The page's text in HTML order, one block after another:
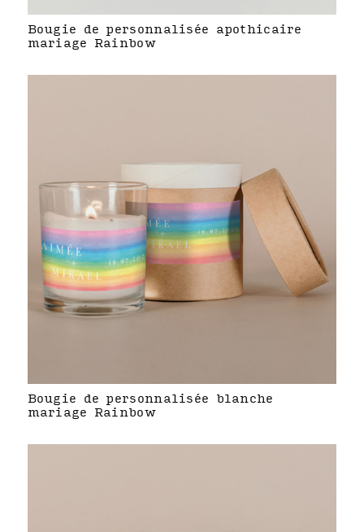
Bougie de personnalisée apothicaire
mariage Rainbow
Bougie de personnalisée blanche
mariage Rainbow